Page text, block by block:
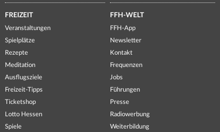
FREIZEIT
Veranstaltungen
Spielplätze
Rezepte
Meditation
Ausflugsziele
Freizeit-Tipps
Ticketshop
Lotto Hessen
Spiele
FFH-WELT
FFH-App
Newsletter
Kontakt
Frequenzen
Jobs
Führungen
Presse
Radiowerbung
Weiterbildung